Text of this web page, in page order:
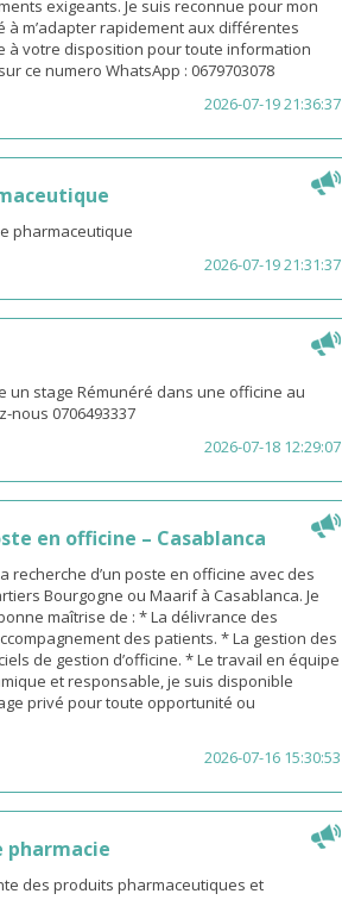
exigeants. Je suis reconnue pour mon
m’adapter rapidement aux différentes
à votre disposition pour toute information
ce numero WhatsApp : 0679703078
2026-07-19 21:36:37
pharmaceutique
2026-07-19 21:31:37
un stage Rémunéré dans une officine au
nous 0706493337
2026-07-18 12:29:07
en officine – Casablanca
recherche d’un poste en officine avec des
Bourgogne ou Maarif à Casablanca. Je
maîtrise de : * La délivrance des
des patients. * La gestion des
de gestion d’officine. * Le travail en équipe
et responsable, je suis disponible
privé pour toute opportunité ou
2026-07-16 15:30:53
pharmacie
des produits pharmaceutiques et